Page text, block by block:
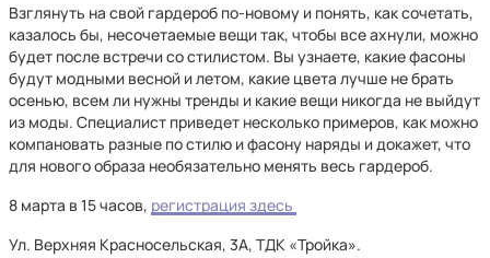
Взглянуть на свой гардероб по-новому и понять, как сочетать,
казалось бы, несочетаемые вещи так, чтобы все ахнули, можно
будет после встречи со стилистом. Вы узнаете, какие фасоны
будут модными весной и летом, какие цвета лучше не брать
осенью, всем ли нужны тренды и какие вещи никогда не выйдут
из моды. Специалист приведет несколько примеров, как можно
компановать разные по стилю и фасону наряды и докажет, что
для нового образа необязательно менять весь гардероб.
8 марта в 15 часов, регистрация здесь
Ул. Верхняя Красносельская, 3А, ТДК «Тройка».